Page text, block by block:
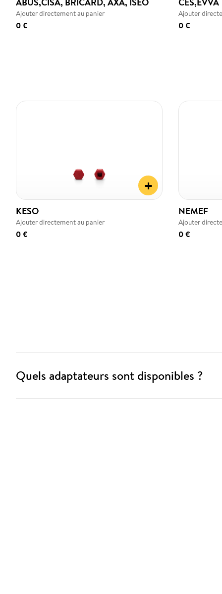
Ajouter directement au panier
0 €
Ajouter
0 €
+
KESO
Ajouter directement au panier
0 €
NEMEF
Ajouter
0 €
Quels adaptateurs sont disponibles ?